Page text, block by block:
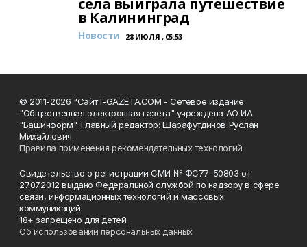
села выиграла путешествие
в Калининград
Новости 28 ИЮЛЯ , 05:53
© 2011-2026 "Сайт I-GAZETA.COM - Сетевое издание
"Общественная электронная газета" учреждена АО ИА
"Башинформ". Главный редактор: Шарафутдинов Руслан
Михайлович.
Правила применения рекомендательных технологий
Свидетельство о регистрации СМИ № ФС77-50803 от
27.07.2012 выдано Федеральной службой по надзору в сфере
связи, информационных технологий и массовых
коммуникаций.
18+ запрещено для детей.
Об использовании персональных данных